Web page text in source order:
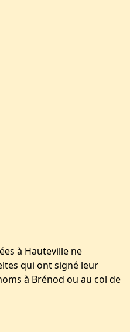
à Hauteville ne
qui ont signé leur
à Brénod ou au col de